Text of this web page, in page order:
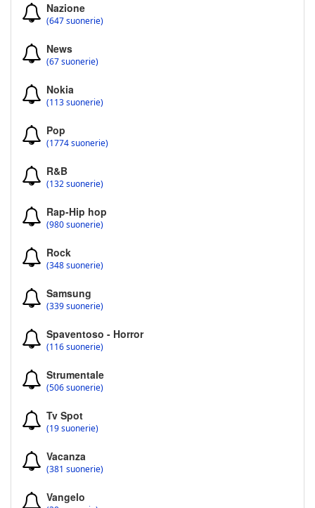
Nazione
(647 suonerie)
News
(67 suonerie)
Nokia
(113 suonerie)
Pop
(1774 suonerie)
R&B
(132 suonerie)
Rap-Hip hop
(980 suonerie)
Rock
(348 suonerie)
Samsung
(339 suonerie)
Spaventoso - Horror
(116 suonerie)
Strumentale
(506 suonerie)
Tv Spot
(19 suonerie)
Vacanza
(381 suonerie)
Vangelo